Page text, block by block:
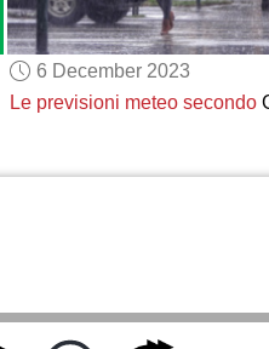
6 December 2023
Le previsioni meteo secondo